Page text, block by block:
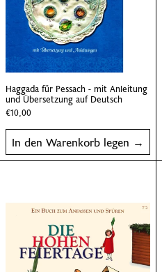
Haggada für Pessach - mit Anleitung
und Übersetzung auf Deutsch
€10,00
In den Warenkorb legen
Die Hohen